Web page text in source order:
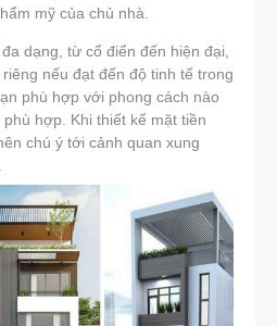
mỹ của chủ nhà.
dạng, từ cổ điển đến hiện đại,
nếu đạt đến độ tinh tế trong
phù hợp với phong cách nào
hợp. Khi thiết kế mặt tiền
chú ý tới cảnh quan xung